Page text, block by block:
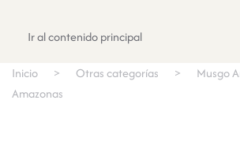
Ir al contenido principal
Inicio Otras categorías
Musgo
Amazonas